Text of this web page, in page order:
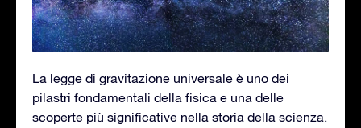
La legge di gravitazione universale è uno dei
pilastri fondamentali della fisica e una delle
scoperte più significative nella storia della scienza.